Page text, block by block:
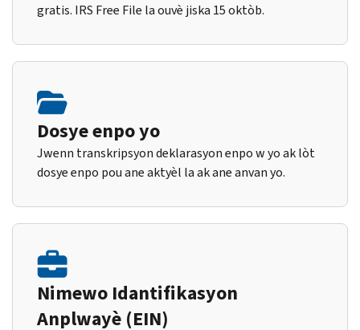
gratis. IRS Free File la ouvè jiska 15 oktòb.
Dosye enpo yo
Jwenn transkripsyon deklarasyon enpo w yo ak lòt
dosye enpo pou ane aktyèl la ak ane anvan yo.
Nimewo Idantifikasyon
Anplwayè (EIN)